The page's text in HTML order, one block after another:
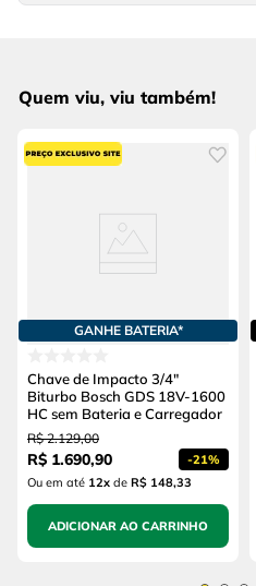
Quem viu, viu também!
GANHE BATERIA*
Chave de Impacto 3/4"
Biturbo Bosch GDS 18V-1600
HC sem Bateria e Carregador
R$ 2.129,00
R$ 1.690,90 -21%
Ou em até 12x de R$ 148,33
ADICIONAR AO CARRINHO